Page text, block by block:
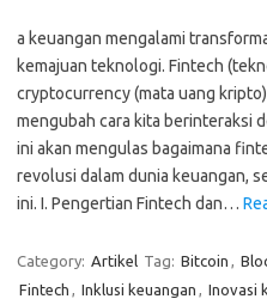
a keuangan mengalami
kemajuan teknologi. Fintech
cryptocurrency (mata uang
mengubah cara kita berinteraksi
ini akan mengulas bagaimana
revolusi dalam dunia keuangan,
ini. I. Pengertian Fintech dan…
Category: Artikel Tag: Bitcoin ,
Fintech , Inklusi keuangan , Inovasi